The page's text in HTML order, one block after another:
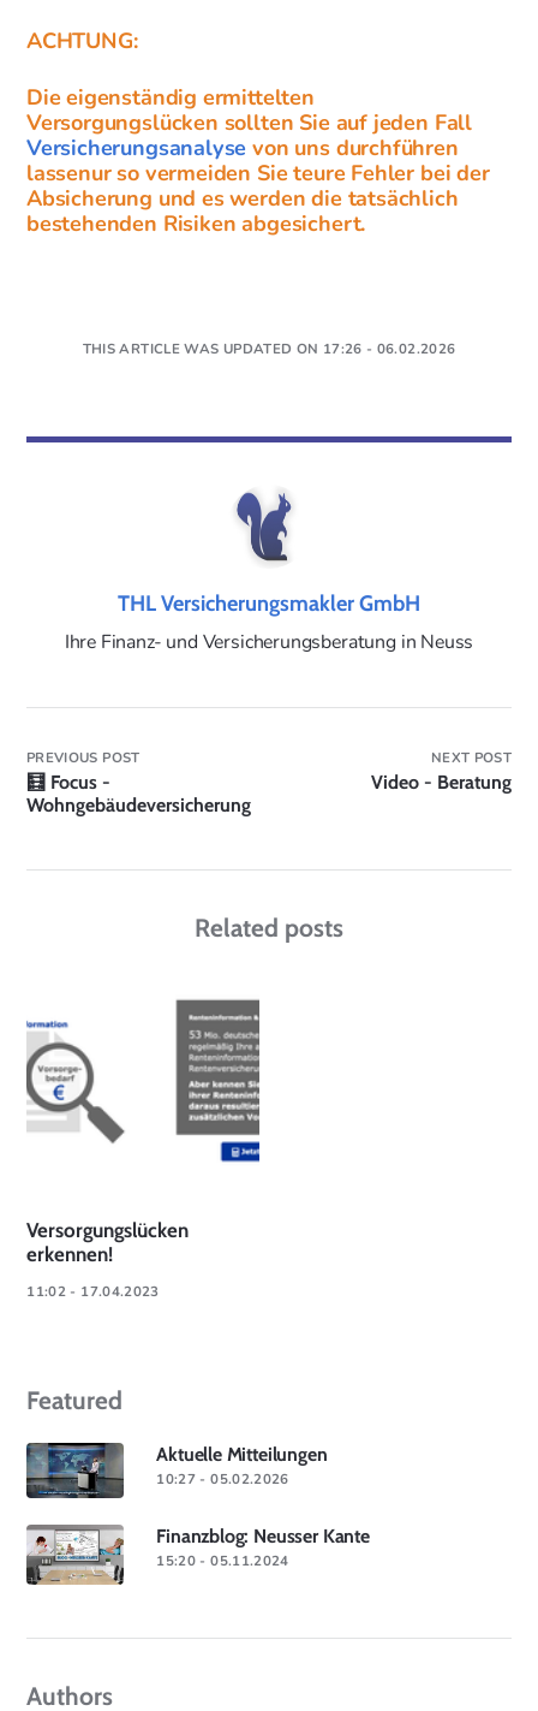
ACHTUNG:
Die eigenständig ermittelten
Versorgungslücken sollten Sie auf jeden Fall
Versicherungsanalyse von uns durchführen
lassenur so vermeiden Sie teure Fehler bei der
Absicherung und es werden die tatsächlich
bestehenden Risiken abgesichert.
THIS ARTICLE WAS UPDATED ON 17:26 - 06.02.2026
THL Versicherungsmakler GmbH
Ihre Finanz- und Versicherungsberatung in Neuss
PREVIOUS POST
🧮 Focus -
Wohngebäudeversicherung
NEXT POST
Video - Beratung
Related posts
Versorgungslücken
erkennen!
11:02 - 17.04.2023
Featured
Aktuelle Mitteilungen
10:27 - 05.02.2026
Finanzblog: Neusser Kante
15:20 - 05.11.2024
Authors